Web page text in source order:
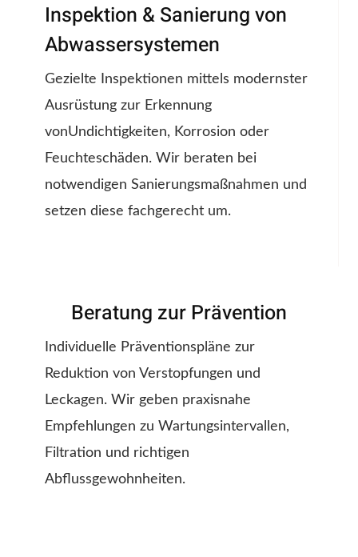
Inspektion & Sanierung von
Abwassersystemen
Gezielte Inspektionen mittels modernster
Ausrüstung zur Erkennung
vonUndichtigkeiten, Korrosion oder
Feuchteschäden. Wir beraten bei
notwendigen Sanierungsmaßnahmen und
setzen diese fachgerecht um.
Beratung zur Prävention
Individuelle Präventionspläne zur
Reduktion von Verstopfungen und
Leckagen. Wir geben praxisnahe
Empfehlungen zu Wartungsintervallen,
Filtration und richtigen
Abflussgewohnheiten.